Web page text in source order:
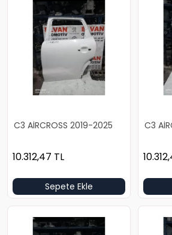
C3 AİRCROSS 2019-2025
10.312,47 TL
Sepete Ekle
C3